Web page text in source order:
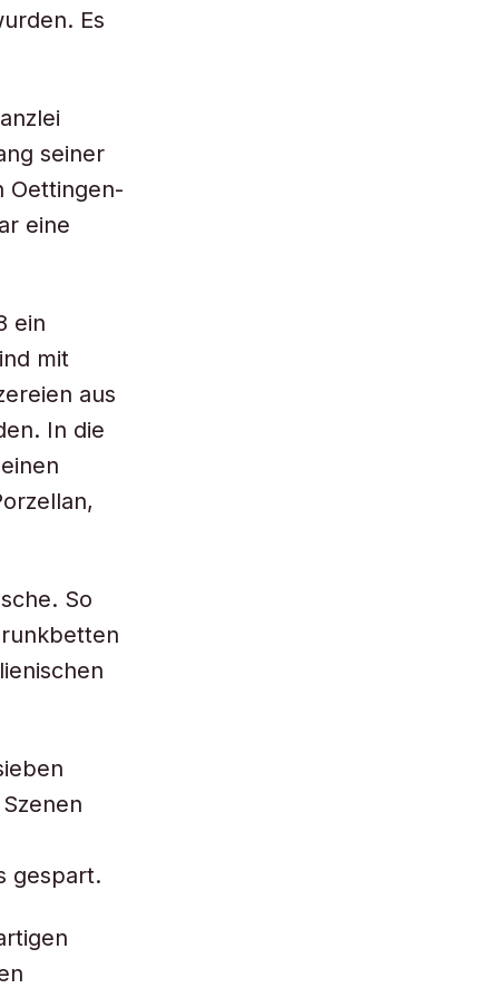
Es
seiner
Oettingen-
eine
ein
mit
aus
In die
So
gespart.